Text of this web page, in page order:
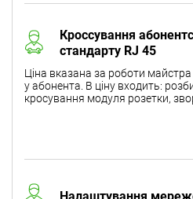
Кроссування
стандарту RJ 45
Ціна вказана за роботи
у абонента. В ціну входить:
кросування модуля розетки,